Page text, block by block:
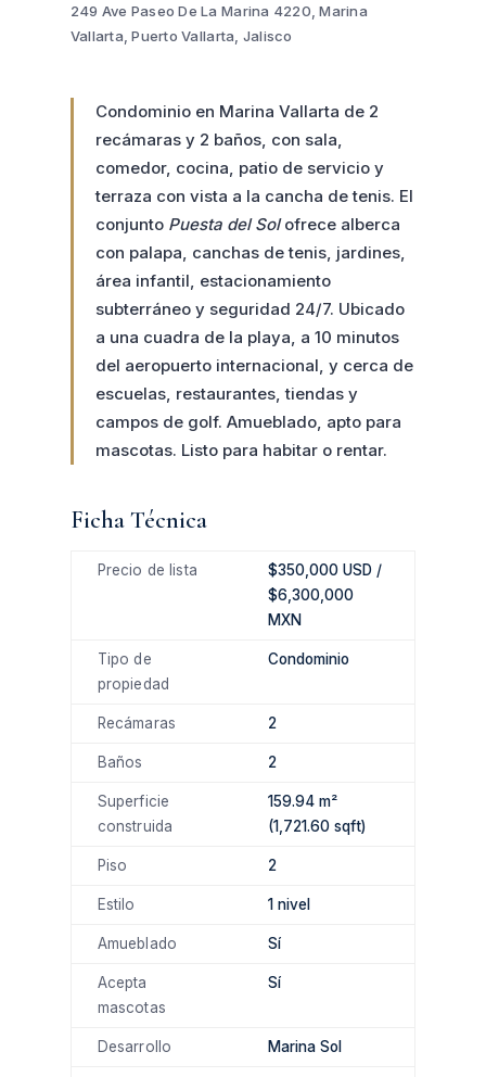
249 Ave Paseo De La Marina 4220, Marina
Vallarta, Puerto Vallarta, Jalisco
Condominio en Marina Vallarta de 2
recámaras y 2 baños, con sala,
comedor, cocina, patio de servicio y
terraza con vista a la cancha de tenis. El
conjunto Puesta del Solofrece alberca
con palapa, canchas de tenis, jardines,
área infantil, estacionamiento
subterráneo y seguridad 24/7. Ubicado
a una cuadra de la playa, a 10 minutos
del aeropuerto internacional, y cerca de
escuelas, restaurantes, tiendas y
campos de golf. Amueblado, apto para
mascotas. Listo para habitar o rentar.
Ficha Técnica
Precio de lista
$350,000 USD /
$6,300,000
MXN
Tipo de
propiedad
Condominio
Recámaras 2
Baños 2
Superficie
construida
159.94 m²
(1,721.60 sqft)
Piso 2
Estilo 1 nivel
Amueblado Sí
Acepta
mascotas
Sí
Desarrollo Marina Sol